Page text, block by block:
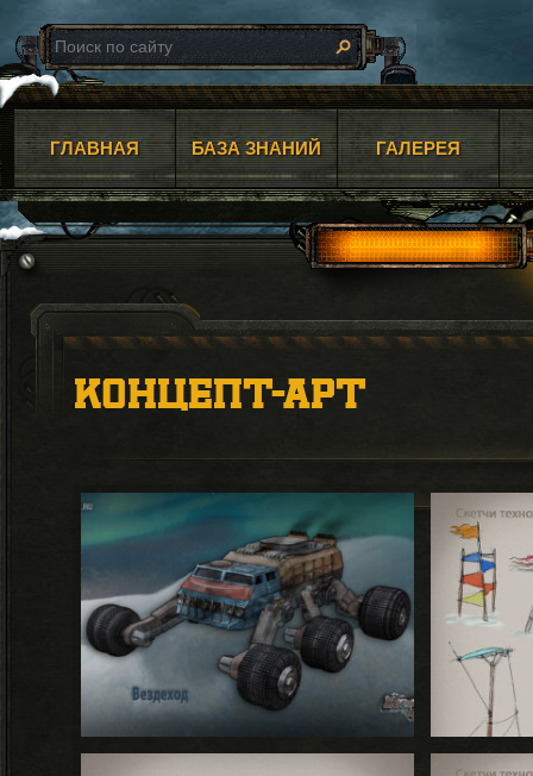
ГЛАВНАЯ БАЗА ЗНАНИЙ ГАЛЕРЕЯ
КОНЦЕПТ-АРТ